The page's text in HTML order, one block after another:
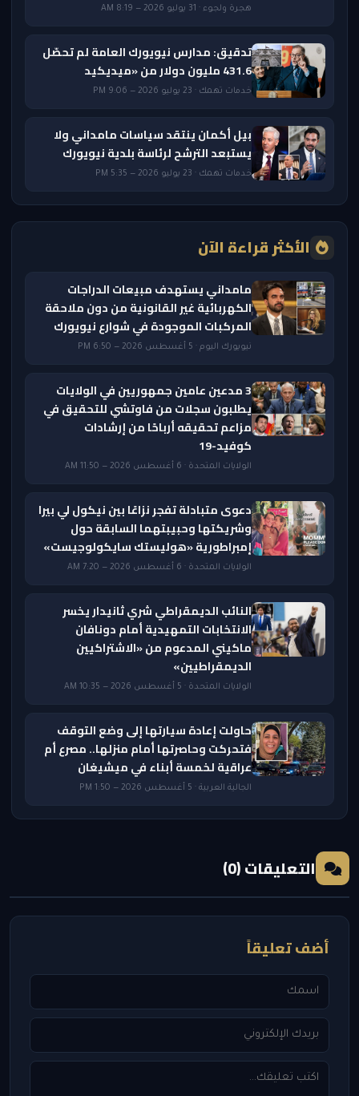
هجرة ولجوء · 31 يوليو 2026 — 8:19 AM
تدقيق: مدارس نيويورك العامة لم تحصّل
431.6 مليون دولار من «ميديكيد
خدمات تهمك · 23 يوليو 2026 — 9:06 PM
بيل أكمان ينتقد سياسات مامداني ولا
يستبعد الترشح لرئاسة بلدية نيويورك
خدمات تهمك · 23 يوليو 2026 — 5:35 PM
الأكثر قراءة الآن
مامداني يستهدف مبيعات الدراجات
الكهربائية غير القانونية من دون ملاحقة
المركبات الموجودة في شوارع نيويورك
نيويورك اليوم · 5 أغسطس 2026 — 6:50 PM
3 مدعين عامين جمهوريين في الولايات
يطلبون سجلات من فاوتشي للتحقيق في
مزاعم تحقيقه أرباحًا من إرشادات
كوفيد-19
الولايات المتحدة · 6 أغسطس 2026 — 11:50 AM
دعوى متبادلة تفجر نزاعًا بين نيكول لي بيرا
وشريكتها وحبيبتهما السابقة حول
إمبراطورية «هوليستك سايكولوجيست»
الولايات المتحدة · 6 أغسطس 2026 — 7:20 AM
النائب الديمقراطي شري ثانيدار يخسر
الانتخابات التمهيدية أمام دونافان
ماكيني المدعوم من «الاشتراكيين
الديمقراطيين»
الولايات المتحدة · 5 أغسطس 2026 — 10:35 AM
حاولت إعادة سيارتها إلى وضع التوقف
فتحركت وحاصرتها أمام منزلها.. مصرع أم
عراقية لخمسة أبناء في ميشيغان
الجالية العربية · 5 أغسطس 2026 — 1:50 PM
التعليقات (0)
أضف تعليقاً